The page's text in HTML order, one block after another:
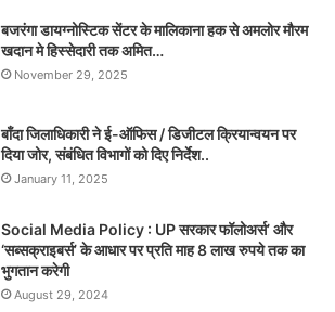
बजरंगा डायग्नोस्टिक सेंटर के मालिकाना हक से अमलोर मौरम
खदान मे हिस्सेदारी तक अमित…
November 29, 2025
बाँदा जिलाधिकारी ने ई-ऑफिस / डिजीटल क्रियान्वयन पर
दिया जोर, संबंधित विभागों को दिए निर्देश..
January 11, 2025
Social Media Policy : UP सरकार फॉलोअर्स’ और
‘सब्सक्राइबर्स’ के आधार पर प्रति माह 8 लाख रुपये तक का
भुगतान करेगी
August 29, 2024